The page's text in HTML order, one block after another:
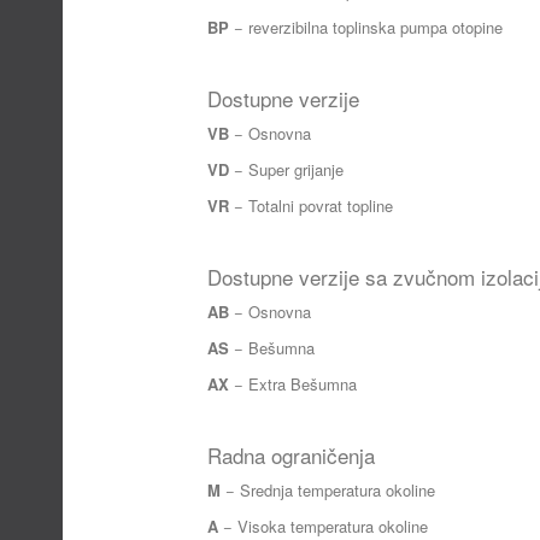
BP − reverzibilna toplinska pumpa otopine
Dostupne verzije
VB − Osnovna
VD − Super grijanje
VR − Totalni povrat topline
Dostupne verzije sa zvučnom
AB − Osnovna
AS − Bešumna
AX − Extra Bešumna
Radna ograničenja
M − Srednja temperatura okoline
A − Visoka temperatura okoline